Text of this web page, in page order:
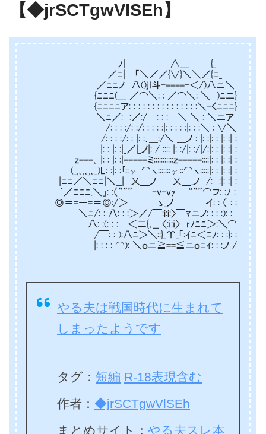
【◆jrSCTgwVlSEh】
ﾉ| ＿∧___ {_
／ﾆ| 「＼／／{∨}＼＼／{ﾆ_
／ﾆﾆノ 八()jI斗-====-＜/)八ニ＼
{ﾆﾆﾆ(___ ／⌒＼: : ／⌒＼: ＼ )ﾆニ}
{ﾆﾆﾆﾆア: : : : : : : : : : : : : : :＼-くﾆﾆﾆ}
＼ﾆ／: :／:/￣: : :￣＼ ＼ : ＼ニア
/: : : :/: :/: : : : :|: : : : :|: : :＼ : ∨＼
/: : : :/: : |: :､___:/＼ ___ノ : |: :|: : |: :| :
|: : |: :|_／|_ノ|: / :::: |: :/|: :/|/:|: : |: :| :
z===､ |: : |: :|=====ミ:::::::::::ｚ=====::::|: : |: :| :
＿(_,､,､,､_)L: :|: :｢::γ ⌒ヽ:::::::γ::⌒ヽ:::::|: : |: :| :
|ﾆﾆ／＼ﾆﾆ|＼__| 乂＿ノ 乂＿.ノ /: :|: :| :
｀／ﾆﾆﾆ.＼」: :（””” ｰv‐vｧ “””⌒フ: :ﾉ :
◎＝=―=＝◎:/＞ ＿ゝ_ノ＿ イ: : （ : :
＼ﾆ/: : 八: : :＞／/￣:i:i:>￣ﾏニノ: : : :): :
八: :(: : :￣＜二{､__ 〈:ｉ:ｉ〉 rﾉﾆﾆ＞:＼⌒
/￣: : ):八ﾆ＞＼::}_Υ_「:ｲﾆ＜ﾆﾉ: : :}: :
|: : : : ⌒): ＼ｏニ≧==≦ニｏﾆｲ: : :ノ /
やる夫は戦国時代に生まれて
しまったようです
タグ： 短編 R-18表現含む
作者： ◆jrSCTgwVlSEh
まとめサイト： やる夫スレ本